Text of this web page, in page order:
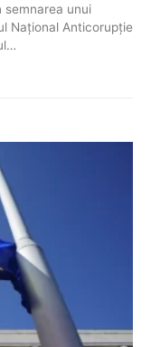
unui
Național Anticorupție